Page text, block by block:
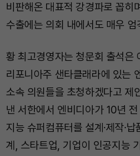
비판해온 대표적 강경파로 꼽히
수출에는 의회 내에서도 매우
황 최고경영자는 청문회 출석은
리포니아주 샌타클래라에 있는
소속 의원들을 초청하겠다고 제
낸 서한에서 엔비디아가 10년
지능 슈퍼컴퓨터를 설계·제작·
계, 스타트업, 기업이 인공지능